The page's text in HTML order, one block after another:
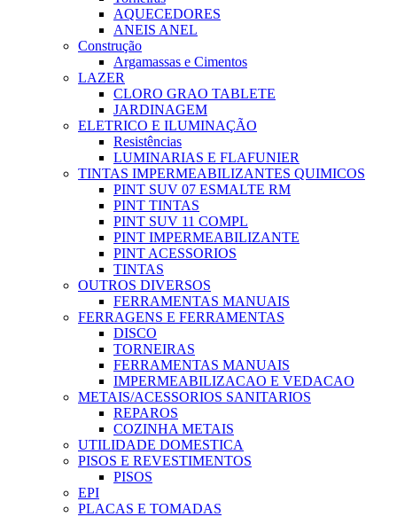
AQUECEDORES
ANEIS ANEL
Construção
Argamassas e Cimentos
LAZER
CLORO GRAO TABLETE
JARDINAGEM
ELETRICO E ILUMINAÇÃO
Resistências
LUMINARIAS E FLAFUNIER
TINTAS IMPERMEABILIZANTES QUIMICOS
PINT SUV 07 ESMALTE RM
PINT TINTAS
PINT SUV 11 COMPL
PINT IMPERMEABILIZANTE
PINT ACESSORIOS
TINTAS
OUTROS DIVERSOS
FERRAMENTAS MANUAIS
FERRAGENS E FERRAMENTAS
DISCO
TORNEIRAS
FERRAMENTAS MANUAIS
IMPERMEABILIZACAO E VEDACAO
METAIS/ACESSORIOS SANITARIOS
REPAROS
COZINHA METAIS
UTILIDADE DOMESTICA
PISOS E REVESTIMENTOS
PISOS
EPI
PLACAS E TOMADAS